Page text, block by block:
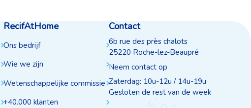
RecifAtHome
Ons bedrijf
Wie we zijn
Wetenschappelijke commissie
+40.000 klanten
Contact
6b rue des près chalots
25220 Roche-lez-Beaupré
Neem contact op
Zaterdag: 10u-12u / 14u-19u
Gesloten de rest van de week